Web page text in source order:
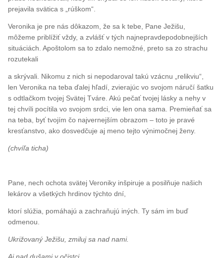
prejavila svätica s „rúškom“.
Veronika je pre nás dôkazom, že sa k tebe, Pane Ježišu,
môžeme priblížiť vždy, a zvlášť v tých najnepravdepodobnejších
situáciách. Apoštolom sa to zdalo nemožné, preto sa zo strachu
rozutekali
a skrývali. Nikomu z nich si nepodaroval takú vzácnu „relikviu“,
len Veronika na teba ďalej hľadí, zvierajúc vo svojom náručí šatku
s odtlačkom tvojej Svätej Tváre. Akú pečať tvojej lásky a nehy v
tej chvíli pocítila vo svojom srdci, vie len ona sama. Premieňať sa
na teba, byť tvojím čo najvernejším obrazom – toto je pravé
kresťanstvo, ako dosvedčuje aj meno tejto výnimočnej ženy.
(chvíľa ticha)
Pane, nech ochota svätej Veroniky inšpiruje a posilňuje našich
lekárov a všetkých hrdinov týchto dní,
ktorí slúžia, pomáhajú a zachraňujú iných. Ty sám im buď
odmenou.
Ukrižovaný Ježišu, zmiluj sa nad nami.
Aj nad dušami v očistci.